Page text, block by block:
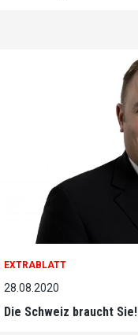
EXTRABLATT
28.08.2020
Die Schweiz braucht Sie!